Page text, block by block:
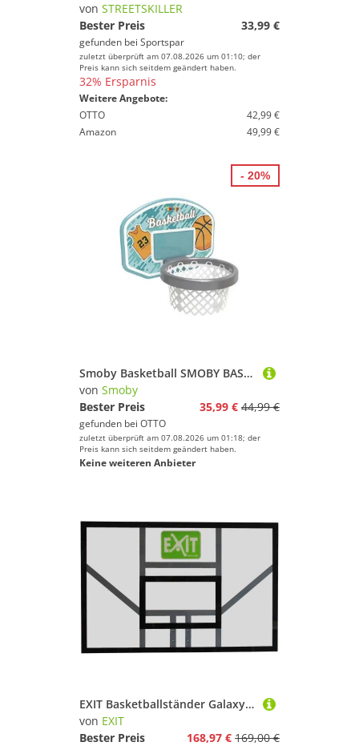
von STREETSKILLER
Bester Preis
33,99 €
gefunden bei Sportspar
zuletzt überprüft am 07.08.2026 um 01:10; der
Preis kann sich seitdem geändert haben.
32% Ersparnis
Weitere Angebote:
OTTO
42,99 €
Amazon
49,99 €
Smoby Basketball SMOBY BASKETBALLKORB
von Smoby
Bester Preis
35,99 € 44,99 €
gefunden bei OTTO
zuletzt überprüft am 07.08.2026 um 01:18; der
Preis kann sich seitdem geändert haben.
Keine weiteren Anbieter
- 20%
EXIT Basketballständer Galaxy Board, BxH: 116x77 cm
von EXIT
Bester Preis
168,97 € 169,00 €